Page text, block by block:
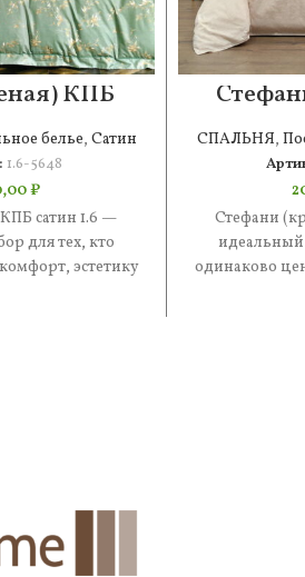
КПБ
1.6
белье, Сатин
1.6-5648
₽
сатин 1.6 —
для тех, кто
эстетику
СПАЛЬНЯ,
Стефани
идеальный
одинаково